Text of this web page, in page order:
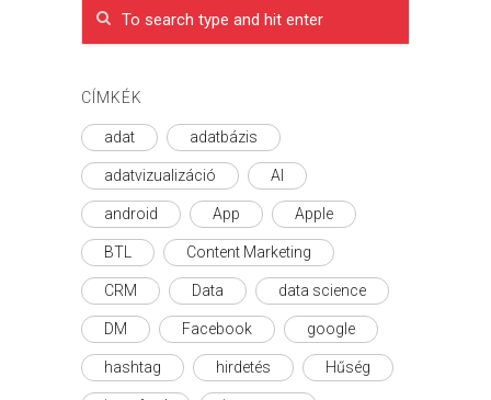
CÍMKÉK
adat adatbázis
adatvizualizáció AI
android App Apple
BTL Content Marketing
CRM Data data science
DM Facebook google
hashtag hirdetés Hűség